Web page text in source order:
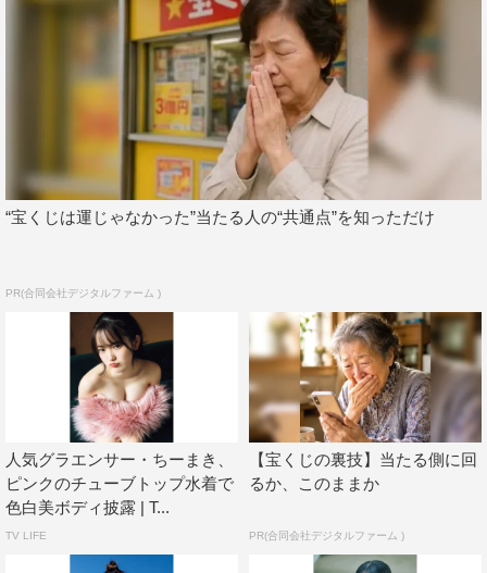
“宝くじは運じゃなかった”当たる人の“共通点”を知っただけ
PR(合同会社デジタルファーム )
人気グラエンサー・ちーまき、
ピンクのチューブトップ水着で
色白美ボディ披露 | T...
TV LIFE
【宝くじの裏技】当たる側に回
るか、このままか
PR(合同会社デジタルファーム )